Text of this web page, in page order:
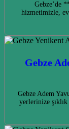
Gebze’de
hizmetimizle,
Gebze
Gebze Adem
yerlerinize